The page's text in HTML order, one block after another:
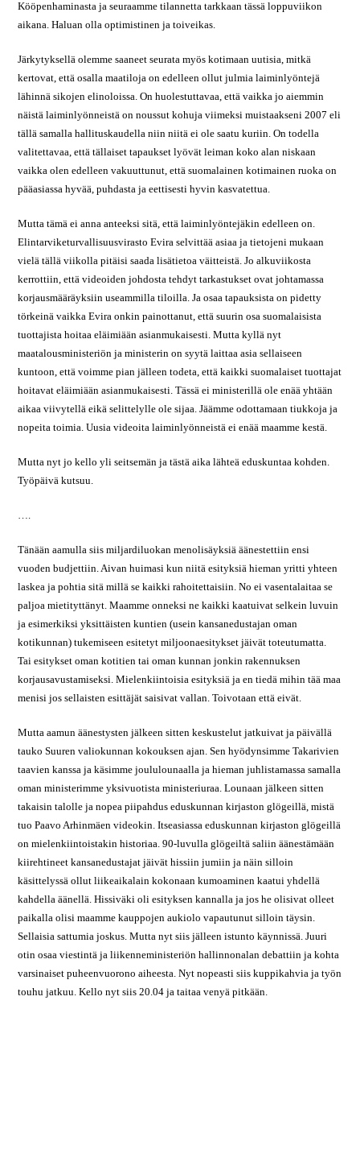
Kööpenhaminasta ja seuraamme tilannetta tarkkaan tässä loppuviikon
aikana. Haluan olla optimistinen ja toiveikas.
Järkytyksellä olemme saaneet seurata myös kotimaan uutisia, mitkä
kertovat, että osalla maatiloja on edelleen ollut julmia laiminlyöntejä
lähinnä sikojen elinoloissa. On huolestuttavaa, että vaikka jo aiemmin
näistä laiminlyönneistä on noussut kohuja viimeksi muistaakseni 2007 eli
tällä samalla hallituskaudella niin niitä ei ole saatu kuriin. On todella
valitettavaa, että tällaiset tapaukset lyövät leiman koko alan niskaan
vaikka olen edelleen vakuuttunut, että suomalainen kotimainen ruoka on
pääasiassa hyvää, puhdasta ja eettisesti hyvin kasvatettua.
Mutta tämä ei anna anteeksi sitä, että laiminlyöntejäkin edelleen on.
Elintarviketurvallisuusvirasto Evira selvittää asiaa ja tietojeni mukaan
vielä tällä viikolla pitäisi saada lisätietoa väitteistä. Jo alkuviikosta
kerrottiin, että videoiden johdosta tehdyt tarkastukset ovat johtamassa
korjausmääräyksiin useammilla tiloilla. Ja osaa tapauksista on pidetty
törkeinä vaikka Evira onkin painottanut, että suurin osa suomalaisista
tuottajista hoitaa eläimiään asianmukaisesti. Mutta kyllä nyt
maatalousministeriön ja ministerin on syytä laittaa asia sellaiseen
kuntoon, että voimme pian jälleen todeta, että kaikki suomalaiset tuottajat
hoitavat eläimiään asianmukaisesti. Tässä ei ministerillä ole enää yhtään
aikaa viivytellä eikä selittelylle ole sijaa. Jäämme odottamaan tiukkoja ja
nopeita toimia. Uusia videoita laiminlyönneistä ei enää maamme kestä.
Mutta nyt jo kello yli seitsemän ja tästä aika lähteä eduskuntaa kohden.
Työpäivä kutsuu.
Tänään aamulla siis miljardiluokan menolisäyksiä äänestettiin ensi
vuoden budjettiin. Aivan huimasi kun niitä esityksiä hieman yritti yhteen
laskea ja pohtia sitä millä se kaikki rahoitettaisiin. No ei vasentalaitaa se
paljoa mietityttänyt. Maamme onneksi ne kaikki kaatuivat selkein luvuin
ja esimerkiksi yksittäisten kuntien (usein kansanedustajan oman
kotikunnan) tukemiseen esitetyt miljoonaesitykset jäivät toteutumatta.
Tai esitykset oman kotitien tai oman kunnan jonkin rakennuksen
korjausavustamiseksi. Mielenkiintoisia esityksiä ja en tiedä mihin tää maa
menisi jos sellaisten esittäjät saisivat vallan. Toivotaan että eivät.
Mutta aamun äänestysten jälkeen sitten keskustelut jatkuivat ja päivällä
tauko Suuren valiokunnan kokouksen ajan. Sen hyödynsimme Takarivien
taavien kanssa ja käsimme joululounaalla ja hieman juhlistamassa samalla
oman ministerimme yksivuotista ministeriuraa. Lounaan jälkeen sitten
takaisin talolle ja nopea piipahdus eduskunnan kirjaston glögeillä, mistä
tuo Paavo Arhinmäen videokin. Itseasiassa eduskunnan kirjaston glögeillä
on mielenkiintoistakin historiaa. 90-luvulla glögeiltä saliin äänestämään
kiirehtineet kansanedustajat jäivät hissiin jumiin ja näin silloin
käsittelyssä ollut liikeaikalain kokonaan kumoaminen kaatui yhdellä
kahdella äänellä. Hissiväki oli esityksen kannalla ja jos he olisivat olleet
paikalla olisi maamme kauppojen aukiolo vapautunut silloin täysin.
Sellaisia sattumia joskus. Mutta nyt siis jälleen istunto käynnissä. Juuri
otin osaa viestintä ja liikenneministeriön hallinnonalan debattiin ja kohta
varsinaiset puheenvuorono aiheesta. Nyt nopeasti siis kuppikahvia ja työn
touhu jatkuu. Kello nyt siis 20.04 ja taitaa venyä pitkään.